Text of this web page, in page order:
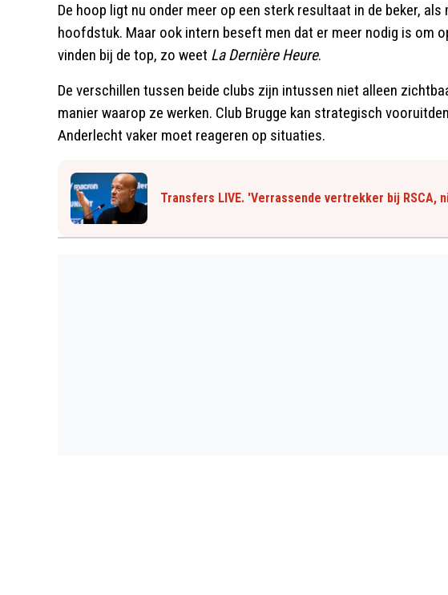
De hoop ligt nu onder meer op een sterk resultaat in de beker,
hoofdstuk. Maar ook intern beseft men dat er meer nodig is om
vinden bij de top, zo weet La Dernière Heure.
De verschillen tussen beide clubs zijn intussen niet alleen
manier waarop ze werken. Club Brugge kan strategisch
Anderlecht vaker moet reageren op situaties.
Transfers LIVE. 'Verrassende vertrekker bij RSCA,